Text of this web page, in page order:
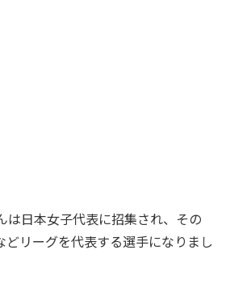
は日本女子代表に招集され、その
リーグを代表する選手になりまし